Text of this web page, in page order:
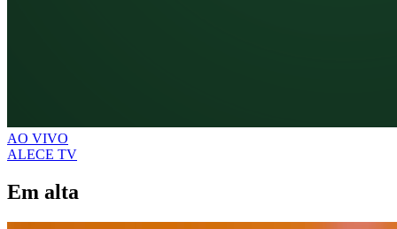
AO VIVO
ALECE TV
Em alta